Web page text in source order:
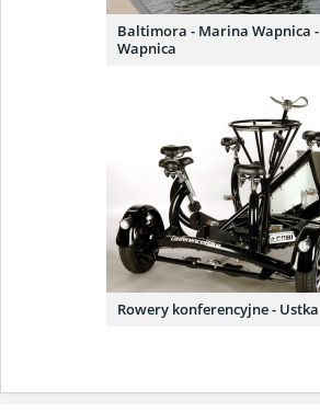
Baltimora - Marina Wapnica -
Wapnica
Rowery konferencyjne - Ustka